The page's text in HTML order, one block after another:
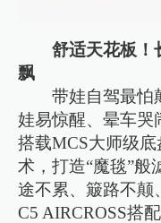
舒适天花板！
飘
带娃自驾最怕
娃易惊醒、晕车哭
搭载MCS大师级
术，打造“魔毯”般
途不累、簸路不颠
C5 AIRCROSS搭